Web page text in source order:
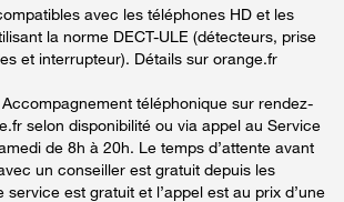
avec les téléphones HD et les
la norme DECT-ULE (détecteurs, prise
et interrupteur). Détails sur orange.fr
Accompagnement téléphonique sur rendez-
selon disponibilité ou via appel au Service
de 8h à 20h. Le temps d’attente avant
un conseiller est gratuit depuis les
est gratuit et l’appel est au prix d’une